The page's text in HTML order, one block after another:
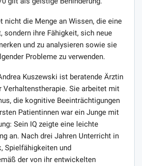
nicht die Menge an Wissen, die eine
sondern ihre Fähigkeit, sich neue
und zu analysieren sowie sie
Probleme zu verwenden.
Kuszewski ist beratende Ärztin
Verhaltenstherapie. Sie arbeitet mit
die kognitive Beeinträchtigungen
Patientinnen war ein Junge mit
Sein IQ zeigte eine leichte
an. Nach drei Jahren Unterricht in
Spielfähigkeiten und
der von ihr entwickelten